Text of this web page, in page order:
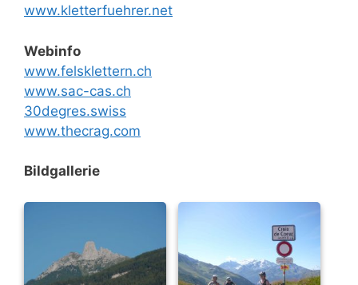
www.kletterfuehrer.net
Webinfo
www.felsklettern.ch
www.sac-cas.ch
30degres.swiss
www.thecrag.com
Bildgallerie